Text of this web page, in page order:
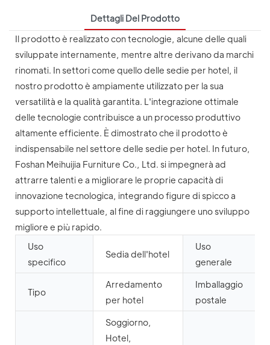
Dettagli Del Prodotto
Il prodotto è realizzato con tecnologie, alcune delle quali
sviluppate internamente, mentre altre derivano da marchi
rinomati. In settori come quello delle sedie per hotel, il
nostro prodotto è ampiamente utilizzato per la sua
versatilità e la qualità garantita. L'integrazione ottimale
delle tecnologie contribuisce a un processo produttivo
altamente efficiente. È dimostrato che il prodotto è
indispensabile nel settore delle sedie per hotel. In futuro,
Foshan Meihuijia Furniture Co., Ltd. si impegnerà ad
attrarre talenti e a migliorare le proprie capacità di
innovazione tecnologica, integrando figure di spicco a
supporto intellettuale, al fine di raggiungere uno sviluppo
migliore e più rapido.
Uso
specifico
Sedia dell'hotel
Uso
generale
Tipo
Arredamento
per hotel
Imballaggio
postale
Soggiorno,
Hotel,